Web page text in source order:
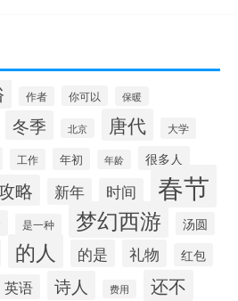
作者 你可以 保暖
冬季 北京 唐代 大学
工作 年初 年龄 很多人
略 新年 时间 春节
是一种 梦幻西游 汤圆
的人 的是 礼物 红包
英语 诗人 费用 还不